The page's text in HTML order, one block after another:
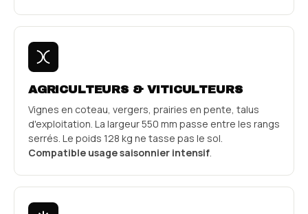
AGRICULTEURS & VITICULTEURS
Vignes en coteau, vergers, prairies en pente, talus
d'exploitation. La largeur 550 mm passe entre les rangs
serrés. Le poids 128 kg ne tasse pas le sol.
Compatible usage saisonnier intensif